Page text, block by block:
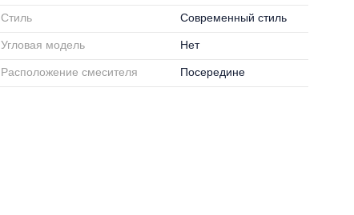
Стиль Современный стиль
Угловая модель Нет
Расположение смесителя Посередине